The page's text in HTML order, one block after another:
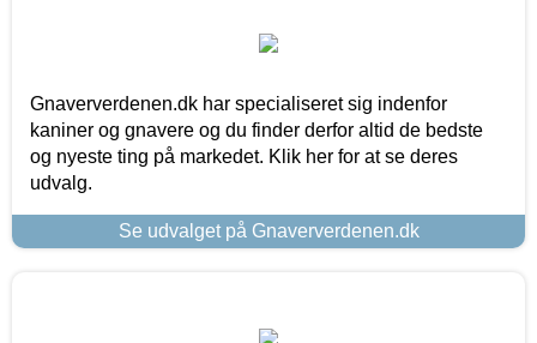
Gnaververdenen.dk har specialiseret sig indenfor
kaniner og gnavere og du finder derfor altid de bedste
og nyeste ting på markedet. Klik her for at se deres
udvalg.
Se udvalget på Gnaververdenen.dk